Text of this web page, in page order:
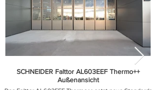
SCHNEIDER Falttor AL603EEF Thermo++
Außenansicht